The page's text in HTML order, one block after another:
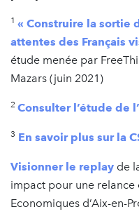
1 « Construire la sortie
attentes des Français
étude menée par
Mazars (juin 2021)
2 Consulter l’étude de
3 En savoir plus sur la
Visionner le replay de
impact pour une relance
Economiques d’Aix-en-